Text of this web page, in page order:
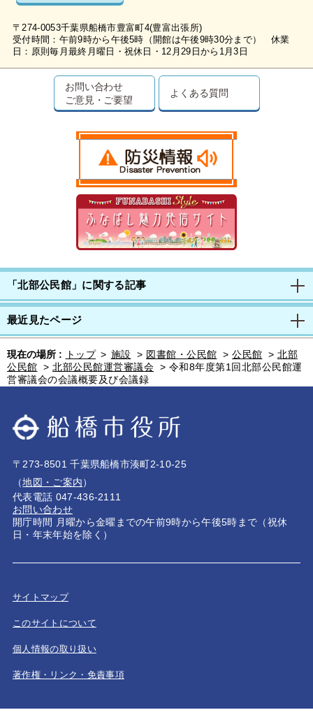
〒274-0053千葉県船橋市豊富町4(豊富出張所)
受付時間：午前9時から午後5時（開館は午後9時30分まで） 休業
日：原則毎月最終月曜日・祝休日・12月29日から1月3日
お問い合わせ
ご意見・ご要望
よくある質問
「北部公民館」に関する記事
最近見たページ
現在の場所 : トップ > 施設 > 図書館・公民館 > 公民館 > 北部
公民館 > 北部公民館運営審議会 > 令和8年度第1回北部公民館運
営審議会の会議概要及び会議録
〒273-8501 千葉県船橋市湊町2-10-25
（地図・ご案内）
代表電話 047-436-2111
お問い合わせ
開庁時間 月曜から金曜までの午前9時から午後5時まで（祝休
日・年末年始を除く）
サイトマップ
このサイトについて
個人情報の取り扱い
著作権・リンク・免責事項